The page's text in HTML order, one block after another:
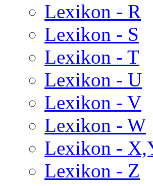
Lexikon - R
Lexikon - S
Lexikon - T
Lexikon - U
Lexikon - V
Lexikon - W
Lexikon -
Lexikon - Z